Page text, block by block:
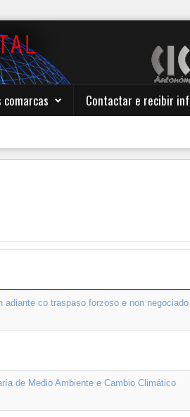
comarcas Contactar e recibir
co traspaso forzoso e non
de Medio Ambiente e Cambio Climático